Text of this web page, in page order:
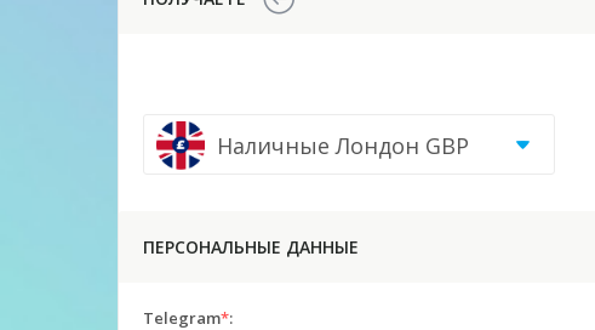
Наличные Лондон GBP
ПЕРСОНАЛЬНЫЕ ДАННЫЕ
Telegram*: